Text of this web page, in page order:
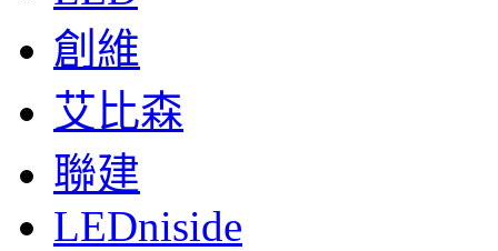
創維
艾比森
聯建
LEDniside